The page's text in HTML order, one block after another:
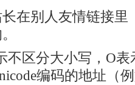
在别人友情链接里
区分大小写，O表
编码的地址（